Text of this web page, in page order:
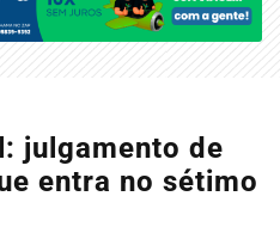
julgamento de
entra no sétimo